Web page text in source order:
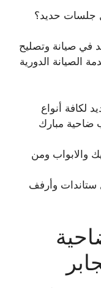
جلسات حديد؟
في صيانة وتصليح
الصيانة الدورية
لكافة أنواع
ضاحية مبارك
والابواب ومن
وأرفف